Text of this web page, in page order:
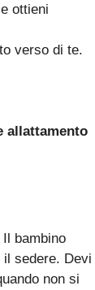
ottieni
verso di te.
allattamento
bambino
il sedere. Devi
non si